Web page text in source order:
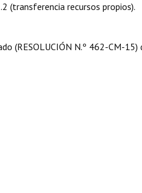
(transferencia recursos propios).
(RESOLUCIÓN N.º 462-CM-15)